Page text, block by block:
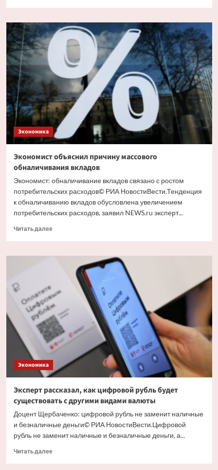
Путин
и
Костин
кредитование
крупных
проектов
Экономика
Экономист объяснил причину массового
обналичивания вкладов
Экономист: обналичивание вкладов связано с ростом
потребительских расходов© РИА НовостиВести.Тенденция
к обналичиванию вкладов обусловлена увеличением
потребительских расходов, заявил NEWS.ru эксперт...
Читать далееПрочитать
Экономист
объяснил
причину
массового
обналичивания
вкладов
Экономика
Эксперт рассказал, как цифровой рубль будет
существовать с другими видами валюты
Доцент Щербаченко: цифровой рубль не заменит наличные
и безналичные деньги© РИА НовостиВести.Цифровой
рубль не заменит наличные и безналичные деньги, а...
Читать далееПрочитать